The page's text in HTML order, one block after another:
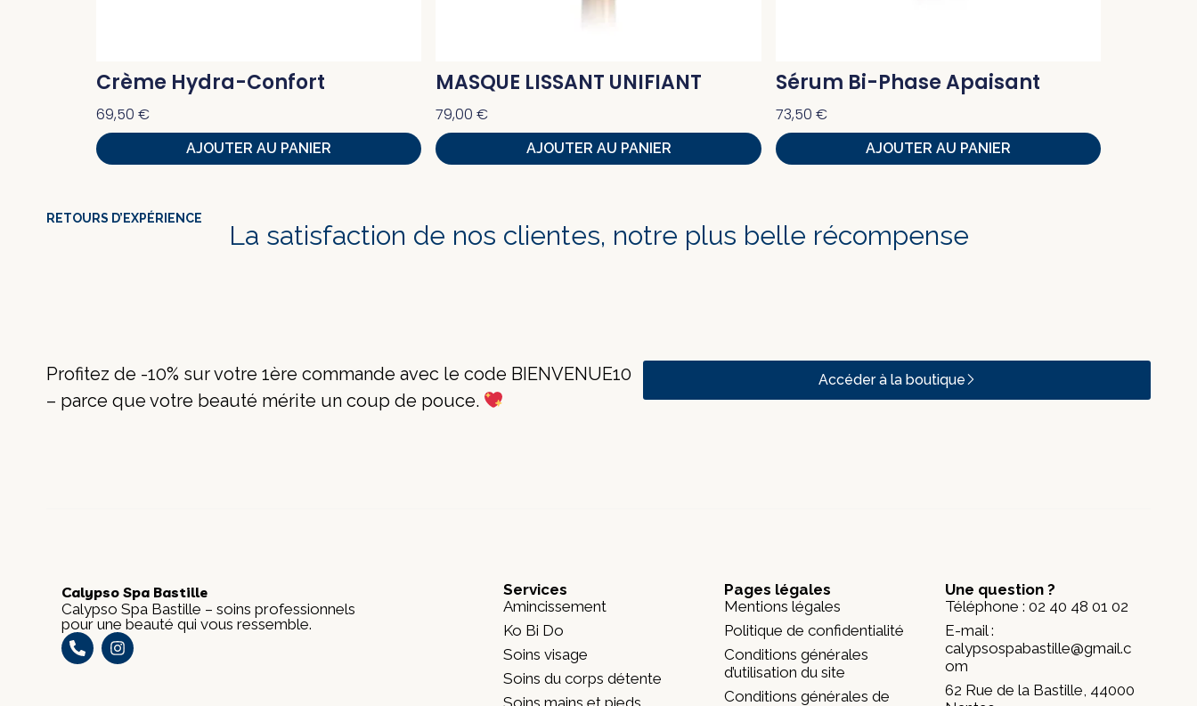
Crème Hydra-Confort
69,50 €
AJOUTER AU PANIER
MASQUE LISSANT UNIFIANT
79,00€
AJOUTER AU PANIER
Sérum Bi-Phase Apaisant
73,50 €
AJOUTER AU PANIER
RETOURS D’EXPÉRIENCE
La satisfaction de nos clientes, notre plus belle récompense
Profitez de -10% sur votre 1ère commande avec le code BIENVENUE10
– parce que votre beauté mérite un coup de pouce.
Accéder à la boutique
Calypso Spa Bastille
Calypso Spa Bastille – soins professionnels
pour une beauté qui vous ressemble.
Services
Amincissement
Ko Bi Do
Soins visage
Soins du corps détente
Soins mains et pieds
Pages légales
Mentions légales
Politique de confidentialité
Conditions générales
d’utilisation du site
Conditions générales de
Une question ?
Téléphone : 02 40 48 01 02
E-mail :
calypsospabastille@gmail.c
om
62 Rue de la Bastille, 44000